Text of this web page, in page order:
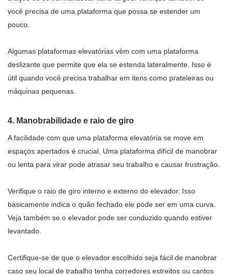
você precisa de uma plataforma que possa se estender um
pouco.
Algumas plataformas elevatórias vêm com uma plataforma
deslizante que permite que ela se estenda lateralmente. Isso é
útil quando você precisa trabalhar em itens como prateleiras ou
máquinas pequenas.
4. Manobrabilidade e raio de giro
A facilidade com que uma plataforma elevatória se move em
espaços apertados é crucial. Uma plataforma difícil de manobrar
ou lenta para virar pode atrasar seu trabalho e causar frustração.
Verifique o raio de giro interno e externo do elevador. Isso
basicamente indica o quão fechado ele pode ser em uma curva.
Veja também se o elevador pode ser conduzido quando estiver
levantado.
Certifique-se de que o elevador escolhido seja fácil de manobrar
caso seu local de trabalho tenha corredores estreitos ou cantos